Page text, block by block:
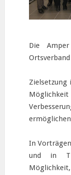
Die
In
und in